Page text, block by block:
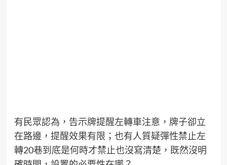
有民眾認為，告示牌提醒左轉車注意，牌子卻立
在路邊，提醒效果有限；也有人質疑彈性禁止左
轉20巷到底是何時才禁止也沒寫清楚，既然沒明